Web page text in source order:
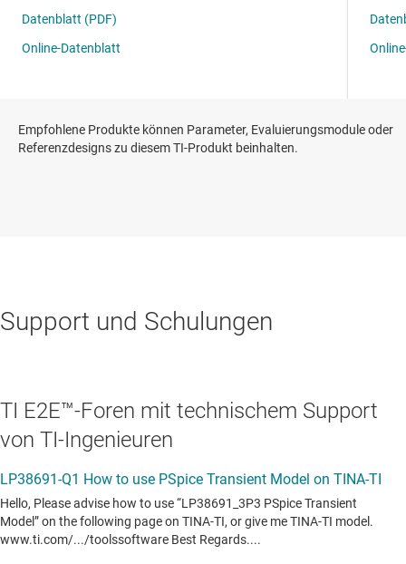
Empfohlene Produkte können Parameter, Evaluierungsmodule oder
Referenzdesigns zu diesem TI-Produkt beinhalten.
Support und Schulungen
TI E2E™-Foren mit technischem Support
von TI-Ingenieuren